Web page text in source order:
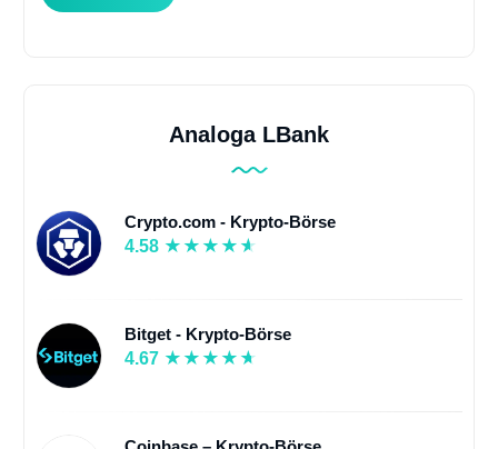
Analoga LBank
Crypto.com - Krypto-Börse
4.58
Bitget - Krypto-Börse
4.67